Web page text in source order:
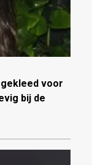
voor
bij de